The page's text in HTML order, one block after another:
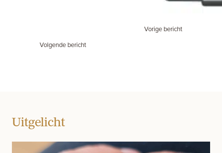
Vorige bericht
Volgende bericht
Uitgelicht